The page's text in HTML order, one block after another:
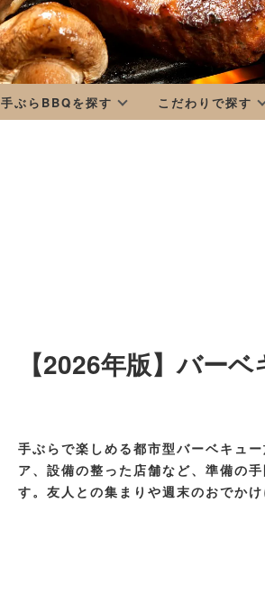
手ぶらBBQを探す こだわりで探す
【2026年版】バー
手ぶらで楽しめる都市型バーベキュ
ア、設備の整った店舗など、準備の
す。友人との集まりや週末のおでか